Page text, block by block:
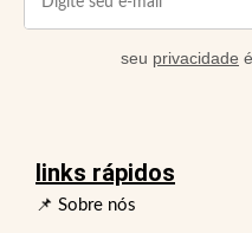
seu privacidade
links rápidos
📌 Sobre nós